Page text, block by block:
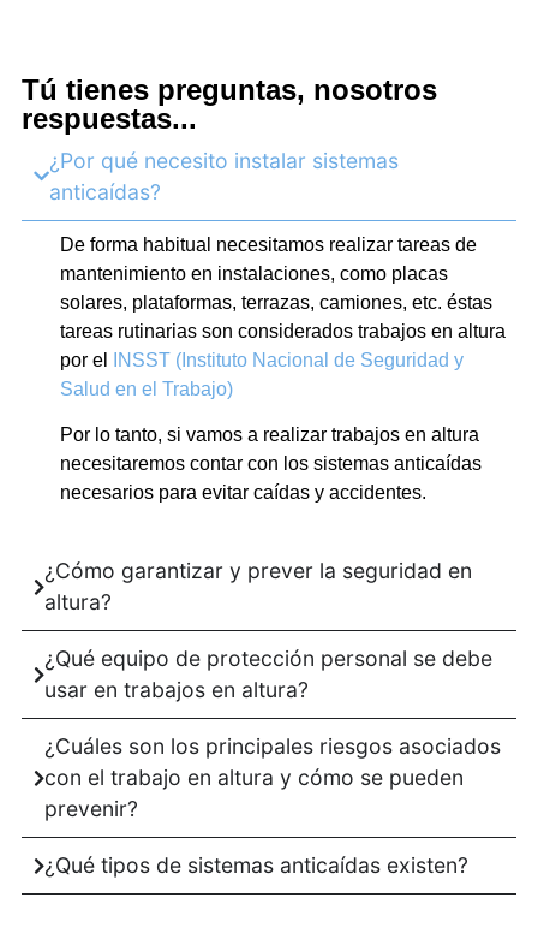
Tú tienes preguntas, nosotros
respuestas...
¿Por qué necesito instalar sistemas
anticaídas?
De forma habitual necesitamos realizar tareas de
mantenimiento en instalaciones, como placas
solares, plataformas, terrazas, camiones, etc. éstas
tareas rutinarias son considerados trabajos en altura
por el
INSST (Instituto Nacional de Seguridad y
Salud en el Trabajo)
Por lo tanto, si vamos a realizar trabajos en altura
necesitaremos contar con los sistemas anticaídas
necesarios para evitar caídas y accidentes.
¿Cómo garantizar y prever la seguridad en
altura?
¿Qué equipo de protección personal se debe
usar en trabajos en altura?
¿Cuáles son los principales riesgos asociados
con el trabajo en altura y cómo se pueden
prevenir?
¿Qué tipos de sistemas anticaídas existen?